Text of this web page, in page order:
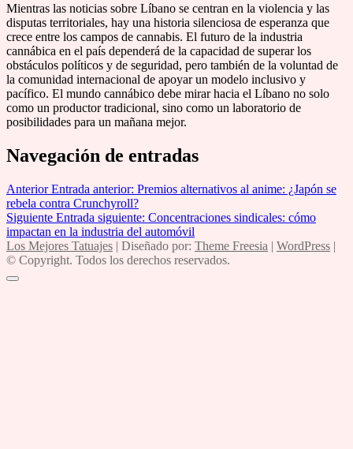
Mientras las noticias sobre Líbano se centran en la violencia y las
disputas territoriales, hay una historia silenciosa de esperanza que
crece entre los campos de cannabis. El futuro de la industria
cannábica en el país dependerá de la capacidad de superar los
obstáculos políticos y de seguridad, pero también de la voluntad de
la comunidad internacional de apoyar un modelo inclusivo y
pacífico. El mundo cannábico debe mirar hacia el Líbano no solo
como un productor tradicional, sino como un laboratorio de
posibilidades para un mañana mejor.
Navegación de entradas
Anterior Entrada anterior: Premios alternativos al anime: ¿Japón se
rebela contra Crunchyroll?
Siguiente Entrada siguiente: Concentraciones sindicales: cómo
impactan en la industria del automóvil
Los Mejores Tatuajes | Diseñado por: Theme Freesia | WordPress |
© Copyright. Todos los derechos reservados.